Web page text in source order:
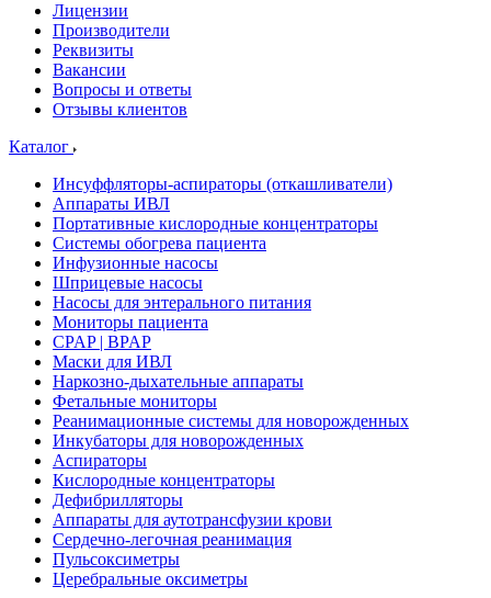
Лицензии
Производители
Реквизиты
Вакансии
Вопросы и ответы
Отзывы клиентов
Каталог
Инсуффляторы-аспираторы (откашливатели)
Аппараты ИВЛ
Портативные кислородные концентраторы
Системы обогрева пациента
Инфузионные насосы
Шприцевые насосы
Насосы для энтерального питания
Мониторы пациента
CPAP | BPAP
Маски для ИВЛ
Наркозно-дыхательные аппараты
Фетальные мониторы
Реанимационные системы для новорожденных
Инкубаторы для новорожденных
Аспираторы
Кислородные концентраторы
Дефибрилляторы
Аппараты для аутотрансфузии крови
Сердечно-легочная реанимация
Пульсоксиметры
Церебральные оксиметры